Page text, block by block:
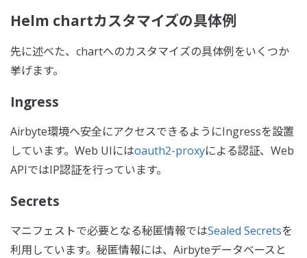
Helm chartカスタマイズの具体例
先に述べた、chartへのカスタマイズの具体例をいくつか
挙げます。
Ingress
Airbyte環境へ安全にアクセスできるようにIngressを設置
しています。Web UIにはoauth2-proxyによる認証、Web
APIではIP認証を行っています。
Secrets
マニフェストで必要となる秘匿情報ではSealed Secretsを
利用しています。秘匿情報には、Airbyteデータベースと